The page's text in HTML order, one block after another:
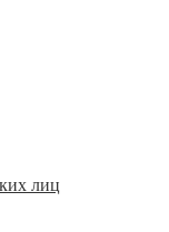
лиц